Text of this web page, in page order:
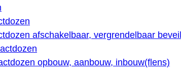
afschakelbaar, vergrendelbaar
opbouw, aanbouw, inbouw(flens)